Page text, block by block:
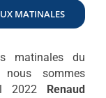
MATINALES
matinales du
nous sommes
2022 Renaud